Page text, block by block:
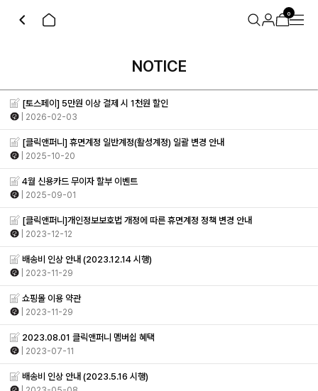
0
NOTICE
[토스페이] 5만원 이상 결제 시 1천원 할인
| 2026-02-03
[클릭앤퍼니] 휴면계정 일반계정(활성계정) 일괄 변경 안내
| 2025-10-20
4월 신용카드 무이자 할부 이벤트
| 2025-09-01
[클릭앤퍼니]개인정보보호법 개정에 따른 휴면계정 정책 변경 안내
| 2023-12-12
배송비 인상 안내 (2023.12.14 시행)
| 2023-11-29
쇼핑몰 이용 약관
| 2023-11-29
2023.08.01 클릭앤퍼니 멤버쉽 혜택
| 2023-07-11
배송비 인상 안내 (2023.5.16 시행)